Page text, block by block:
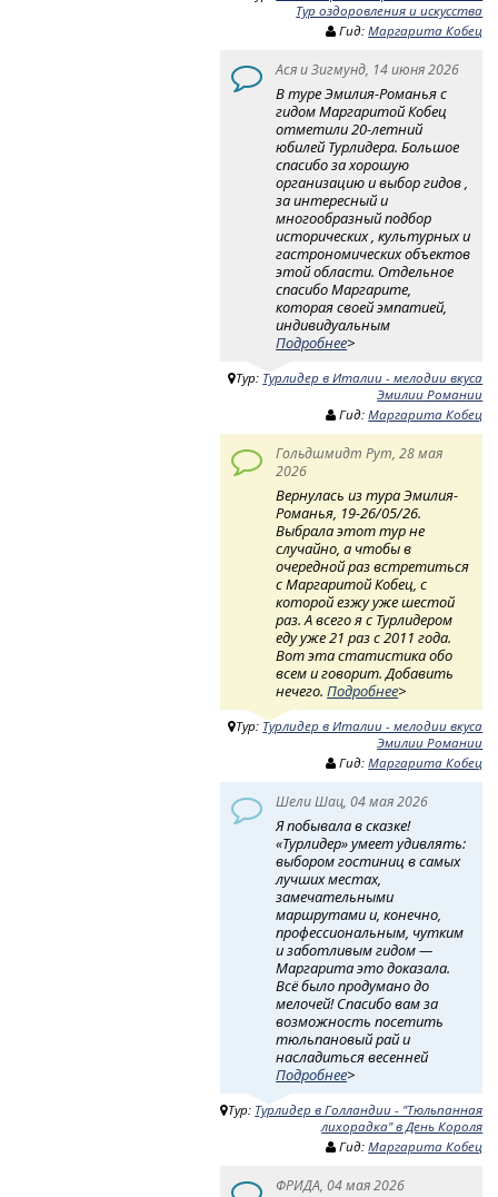
Тур оздоровления и искусства
Гид:Маргарита Кобец
Ася и Зигмунд, 14 июня 2026
В туре Эмилия-Романья с
гидом Маргаритой Кобец
отметили 20-летний
юбилей Турлидера. Большое
спасибо за хорошую
организацию и выбор гидов ,
за интересный и
многообразный подбор
исторических , культурных и
гастрономических объектов
этой области. Отдельное
спасибо Маргарите,
которая своей эмпатией,
индивидуальным
Подробнее>
Тур: Турлидер в Италии - мелодии вкуса
Эмилии Романии
Гид:Маргарита Кобец
Гольдшмидт Рут, 28 мая
2026
Вернулась из тура Эмилия-
Романья, 19-26/05/26.
Выбрала этот тур не
случайно, а чтобы в
очередной раз встретиться
с Маргаритой Кобец, с
которой езжу уже шестой
раз. А всего я с Турлидером
еду уже 21 раз с 2011 года.
Вот эта статистика обо
всем и говорит. Добавить
нечего.Подробнее>
Тур: Турлидер в Италии - мелодии вкуса
Эмилии Романии
Гид:Маргарита Кобец
Шели Шац, 04 мая 2026
Я побывала в сказке!
«Турлидер» умеет удивлять:
выбором гостиниц в самых
лучших местах,
замечательными
маршрутами и, конечно,
профессиональным, чутким
и заботливым гидом —
Маргарита это доказала.
Всё было продумано до
мелочей! Спасибо вам за
возможность посетить
тюльпановый рай и
насладиться весенней
Подробнее>
Тур: Турлидер в Голландии - "Тюльпанная
лихорадка" в День Короля
Гид:Маргарита Кобец
ФРИДА, 04 мая 2026